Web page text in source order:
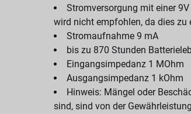
Stromversorgung mit einer
wird nicht empfohlen, da dies
Stromaufnahme 9 mA
bis zu 870 Stunden
Eingangsimpedanz 1 MOhm
Ausgangsimpedanz 1 kOhm
Hinweis: Mängel oder
sind, sind von der